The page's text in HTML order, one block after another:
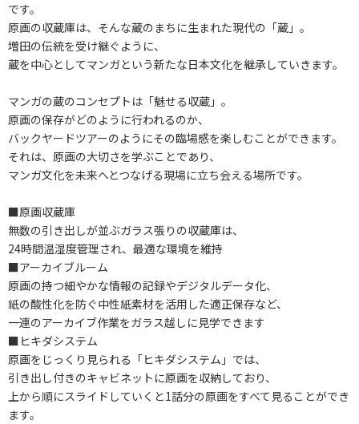
です。
原画の収蔵庫は、そんな蔵のまちに生まれた現代の「蔵」。
増田の伝統を受け継ぐように、
蔵を中心としてマンガという新たな日本文化を継承していきます。
マンガの蔵のコンセプトは「魅せる収蔵」。
原画の保存がどのように行われるのか、
バックヤードツアーのようにその臨場感を楽しむことができます。
それは、原画の大切さを学ぶことであり、
マンガ文化を未来へとつなげる現場に立ち会える場所です。
■原画収蔵庫
無数の引き出しが並ぶガラス張りの収蔵庫は、
24時間温湿度管理され、最適な環境を維持
■アーカイブルーム
原画の持つ細やかな情報の記録やデジタルデータ化、
紙の酸性化を防ぐ中性紙素材を活用した適正保存など、
一連のアーカイブ作業をガラス越しに見学できます
■ヒキダシステム
原画をじっくり見られる「ヒキダシステム」では、
引き出し付きのキャビネットに原画を収納しており、
上から順にスライドしていくと1話分の原画をすべて見ることができ
ます。